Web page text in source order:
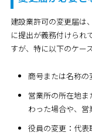
建設業許可の変更届は
に提出が義務付けられ
すが、特に以下のケー
商号または名称
営業所の所在地
わった場合や、
役員の変更：代表